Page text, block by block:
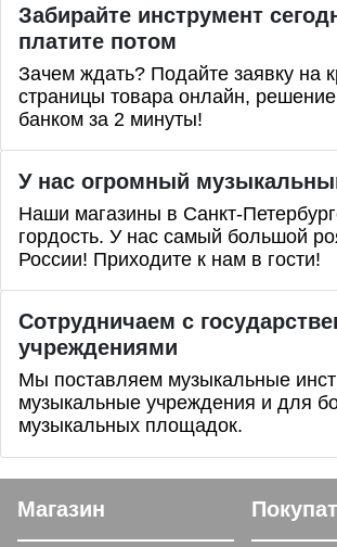
Забирайте инструмент
платите потом
Зачем ждать? Подайте заявку на
страницы товара онлайн,
банком за 2 минуты!
У нас огромный
Наши магазины в Санкт-
гордость. У нас самый большой
России! Приходите к нам в гости!
Сотрудничаем с
учреждениями
Мы поставляем музыкальные
музыкальные учреждения и для
музыкальных площадок.
Магазин